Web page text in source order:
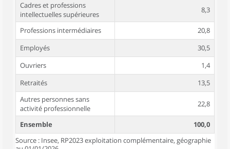
Cadres et professions
intellectuelles supérieures
8,3
Professions intermédiaires
20,8
Employés
30,5
Ouvriers
1,4
Retraités
13,5
Autres personnes sans
activité professionnelle
22,8
Ensemble
100,0
Source : Insee, RP2023 exploitation complémentaire, géographie